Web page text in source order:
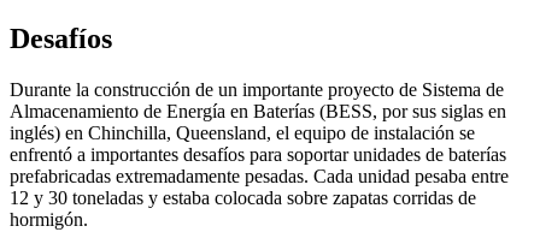
Desafíos
Durante la construcción de un importante proyecto de Sistema de
Almacenamiento de Energía en Baterías (BESS, por sus siglas en
inglés) en Chinchilla, Queensland, el equipo de instalación se
enfrentó a importantes desafíos para soportar unidades de baterías
prefabricadas extremadamente pesadas. Cada unidad pesaba entre
12 y 30 toneladas y estaba colocada sobre zapatas corridas de
hormigón.